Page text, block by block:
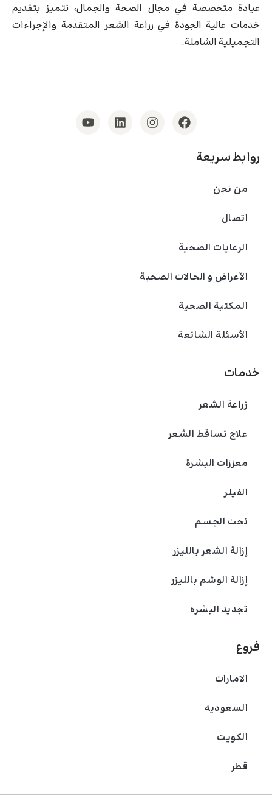
فروع
الامارات
السعودیه
الکویت
قطر
خدمات
زراعة الشعر
علاج تساقط الشعر
معززات البشرة
الفیلر
نحت الجسم
إزالة الشعر بالليزر
إزالة الوشم بالليزر
تجديد البشره
روابط سريعة
من نحن
اتصال
الرعايات الصحية
الأعراض و الحالات الصحية
المكتبة الصحية
الأسئلة الشائعة
عيادة متخصصة في مجال الصحة والجمال، تتميز بتقديم
خدمات عالية الجودة في زراعة الشعر المتقدمة والإجراءات
التجميلية الشاملة.